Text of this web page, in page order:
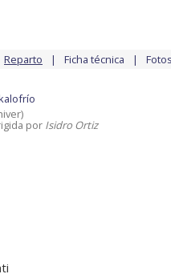
Reparto Ficha técnica Fotos
por Isidro Ortiz